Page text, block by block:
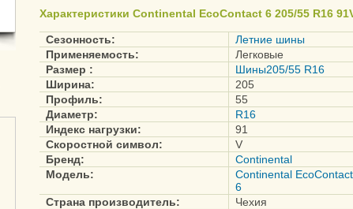
Характеристики Continental EcoContact 6 205/55 R16
Сезонность:
Летние шины
Применяемость:
Легковые
Размер :
Шины205/55 R16
Ширина:
205
Профиль:
55
Диаметр:
R16
Индекс нагрузки:
91
Скоростной символ:
V
Бренд:
Continental
Модель:
Continental EcoContact
6
Страна производитель:
Чехия